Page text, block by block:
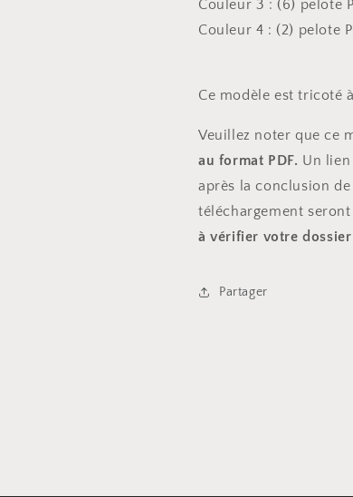
Couleur 3 : (6) pelote
Couleur 4 : (2) pelote
Ce modèle est tricoté
Veuillez noter que ce
au format PDF. Un
après la conclusion
téléchargement
à vérifier votre dossier
Partager